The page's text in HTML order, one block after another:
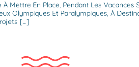
Mettre En Place, Pendant Les Vacances
Olympiques Et Paralympiques, À
[…]